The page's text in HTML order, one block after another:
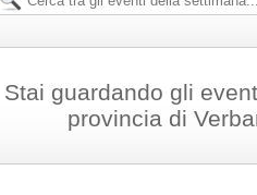
Stai guardando gli
provincia di